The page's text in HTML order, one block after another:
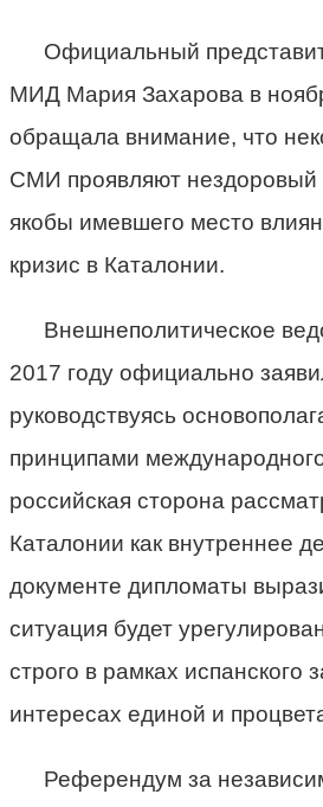
Официальный
МИД Мария Захарова в
обращала внимание, что
СМИ проявляют нездоровый
якобы имевшего место
кризис в Каталонии.
Внешнеполитическое
2017 году официально
руководствуясь
принципами
российская сторона
Каталонии как внутреннее
документе дипломаты
ситуация будет
строго в рамках испанского
интересах единой и
Референдум за